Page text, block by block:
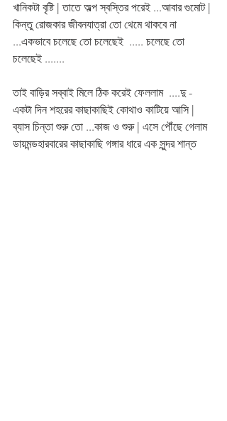
খানিকটা বৃষ্টি | তাতে অল্প স্বস্তির পরেই ...আবার গুমোট |
কিন্তু রোজকার জীবনযাত্রা তো থেমে থাকবে না
...একভাবে চলেছে তো চলেছেই  ..... চলেছে তো
চলেছেই .......
তাই বাড়ির সব্বাই মিলে ঠিক করেই ফেললাম  ....দু -
একটা দিন শহরের কাছাকাছিই কোথাও কাটিয়ে আসি |
ব্যাস চিন্তা শুরু তো ...কাজ ও শুরু | এসে পৌঁছে গেলাম
ডায়মন্ডহারবারের কাছাকাছি গঙ্গার ধারে এক সুন্দর শান্ত